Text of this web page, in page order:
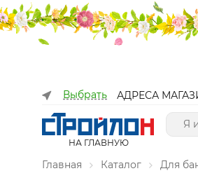
Выбрать АДРЕСА
НА ГЛАВНУЮ
Главная Каталог Для